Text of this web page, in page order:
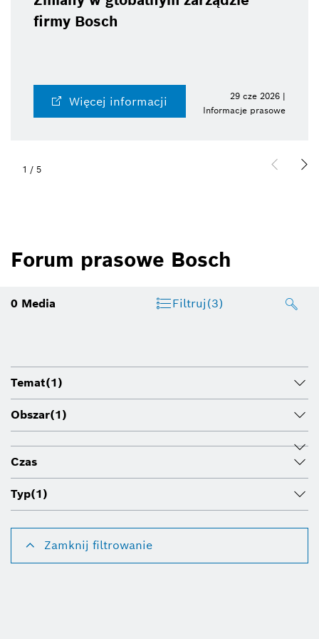
firmy Bosch
Więcej informacji
29 cze 2026 |
Informacje prasowe
1 / 5
Forum prasowe Bosch
0 Media Filtruj(3)
Temat(1)
Obszar(1)
Czas
Typ(1)
Zamknij filtrowanie